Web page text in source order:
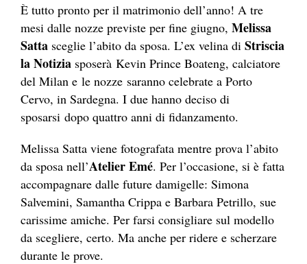
È tutto pronto per il matrimonio dell’anno! A tre
mesi dalle nozze previste per fine giugno, Melissa
Satta sceglie l’abito da sposa. L’ex velina di Striscia
la Notizia sposerà Kevin Prince Boateng, calciatore
del Milan e le nozze saranno celebrate a Porto
Cervo, in Sardegna. I due hanno deciso di
sposarsi dopo quattro anni di fidanzamento.
Melissa Satta viene fotografata mentre prova l’abito
da sposa nell’Atelier Emé. Per l’occasione, si è fatta
accompagnare dalle future damigelle: Simona
Salvemini, Samantha Crippa e Barbara Petrillo, sue
carissime amiche. Per farsi consigliare sul modello
da scegliere, certo. Ma anche per ridere e scherzare
durante le prove.